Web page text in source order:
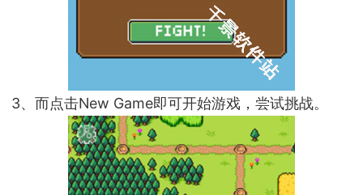
3、而点击New Game即可开始游戏，尝试挑战。